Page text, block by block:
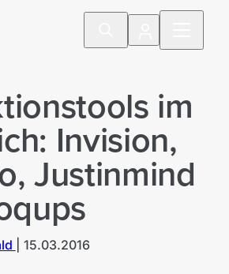
im
Invision,
Justinmind
15.03.2016